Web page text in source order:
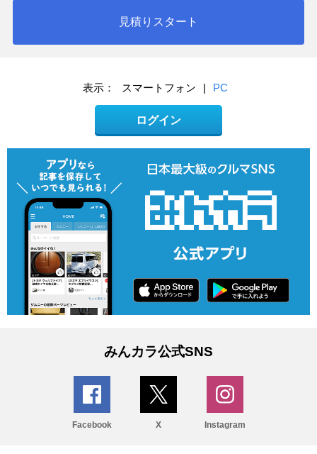
見積りスタート
表示： スマートフォン | PC
ログイン
みんカラ公式SNS
Facebook X Instagram